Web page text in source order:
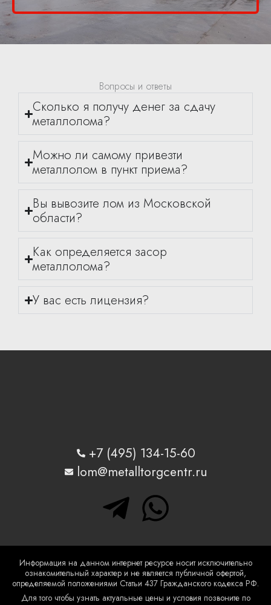
Вопросы и ответы
Сколько я получу денег за сдачу
металлолома?
Можно ли самому привезти
металлолом в пункт приема?
Вы вывозите лом из Московской
области?
Как определяется засор
металлолома?
У вас есть лицензия?
+7 (495) 134-15-60
lom@metalltorgcentr.ru
T
e
l
W
h
a
Информация на данном интернет ресурсе носит исключительно
ознакомительный характер и не является публичной офертой,
определяемой положениями Статьи 437 Гражданского кодекса РФ.
Для того чтобы узнать актуальные цены и условия позвоните по